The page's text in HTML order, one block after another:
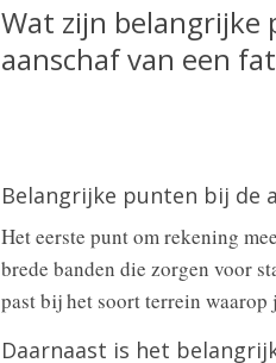
Wat zijn belangrijke
aanschaf van een
Belangrijke punten bij de
Het eerste punt om rekening
brede banden die zorgen voor
past bij het soort terrein
Daarnaast is het